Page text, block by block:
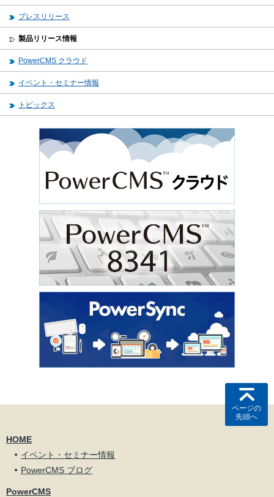
プレスリリース
製品リリース情報
PowerCMS クラウド
イベント・セミナー情報
トピックス
ページの
先頭へ
HOME
イベント・セミナー情報
PowerCMS ブログ
PowerCMS